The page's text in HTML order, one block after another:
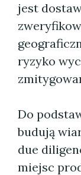
jest
ryzyko
Do
budują
due
miejsc